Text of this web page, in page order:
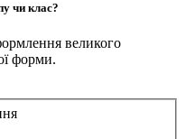
чи клас?
великого
форми.